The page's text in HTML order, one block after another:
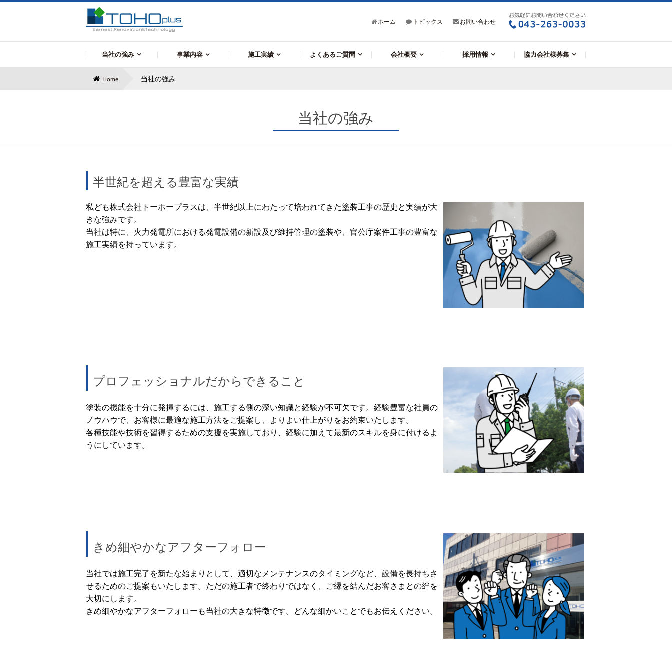
ホーム トピックス お問い合わせ
当社の強み 事業内容
プラント塗装工事
ビル・マンション改修
施⼯実績 よくあるご質問 会社概要 採用情報 協力会社様募集
Home 当社の強み
当社の強み
半世紀を超える豊富な実績
私ども株式会社トーホープラスは、半世紀以上にわたって培われてきた塗装工事の歴史と実績が大
きな強みです。
当社は特に、火力発電所における発電設備の新設及び維持管理の塗装や、官公庁案件工事の豊富な
施工実績を持っています。
プロフェッショナルだからできること
塗装の機能を十分に発揮するには、施工する側の深い知識と経験が不可欠です。経験豊富な社員の
ノウハウで、お客様に最適な施工方法をご提案し、よりよい仕上がりをお約束いたします。
各種技能や技術を習得するための支援を実施しており、経験に加えて最新のスキルを身に付けるよ
うにしています。
きめ細やかなアフターフォロー
当社では施工完了を新たな始まりとして、適切なメンテナンスのタイミングなど、設備を長持ちさ
せるためのご提案もいたします。ただの施工者で終わりではなく、ご縁を結んだお客さまとの絆を
大切にします。
きめ細やかなアフターフォローも当社の大きな特徴です。どんな細かいことでもお伝えください。